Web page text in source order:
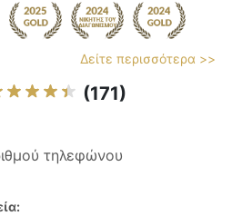
Δείτε περισσότερα >>
(171)
τηλεφώνου